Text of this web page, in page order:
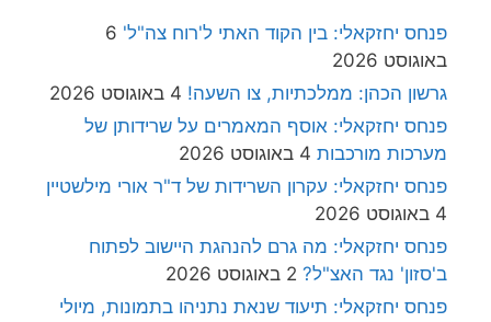
פנחס יחזקאלי: בין הקוד האתי ל'רוח צה"ל' 6
באוגוסט 2026
גרשון הכהן: ממלכתיות, צו השעה! 4 באוגוסט 2026
פנחס יחזקאלי: אוסף המאמרים על שרידותן של
מערכות מורכבות 4 באוגוסט 2026
פנחס יחזקאלי: עקרון השרידות של ד"ר אורי מילשטיין
4 באוגוסט 2026
פנחס יחזקאלי: מה גרם להנהגת היישוב לפתוח
ב'סזון' נגד האצ"ל? 2 באוגוסט 2026
פנחס יחזקאלי: תיעוד שנאת נתניהו בתמונות, מיולי